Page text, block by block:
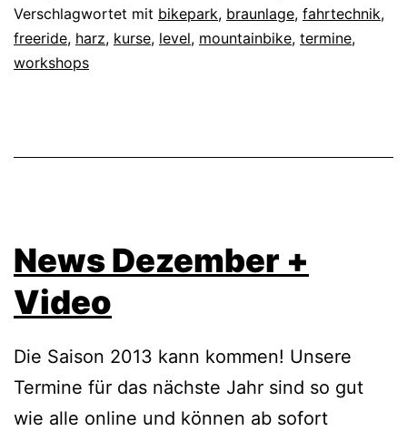
Verschlagwortet mit bikepark, braunlage, fahrtechnik,
freeride, harz, kurse, level, mountainbike, termine,
workshops
News Dezember +
Video
Die Saison 2013 kann kommen! Unsere
Termine für das nächste Jahr sind so gut
wie alle online und können ab sofort